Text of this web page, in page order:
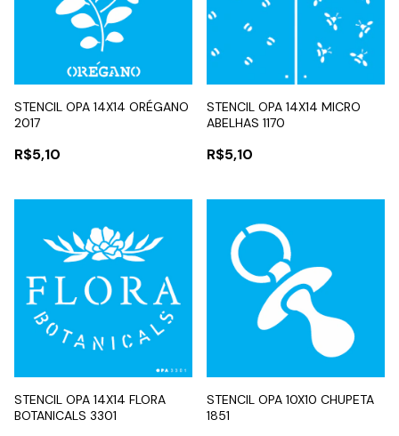
STENCIL OPA 14X14 ORÉGANO
2017
R$5,10
STENCIL OPA 14X14 MICRO
ABELHAS 1170
R$5,10
STENCIL OPA 14X14 FLORA
BOTANICALS 3301
STENCIL OPA 10X10 CHUPETA
1851